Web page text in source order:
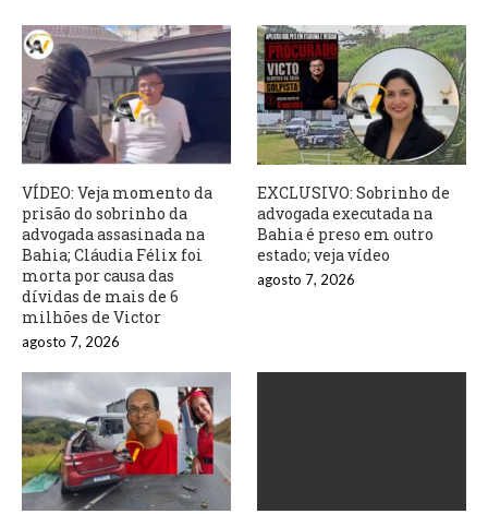
VÍDEO: Veja momento da
prisão do sobrinho da
advogada assasinada na
Bahia; Cláudia Félix foi
morta por causa das
dívidas de mais de 6
milhões de Victor
agosto 7, 2026
EXCLUSIVO: Sobrinho de
advogada executada na
Bahia é preso em outro
estado; veja vídeo
agosto 7, 2026